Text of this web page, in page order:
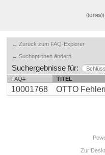
← Zurück zum FAQ-Explorer
← Suchoptionen ändern
Suchergebnisse für:
FAQ#
TITEL
10001768 OTTO
Zur